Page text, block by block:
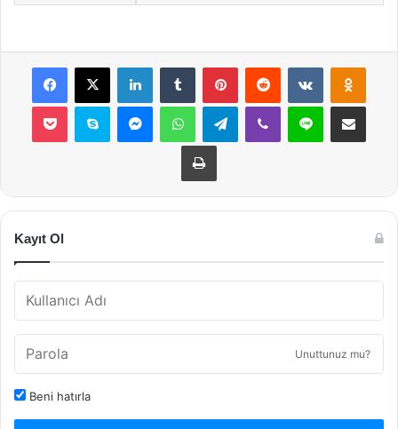
Facebook
X LinkedInTumblr PinterestReddit VKontakte
Pocket Skype MessengerWhatsAppTelegramViber Line E-Posta ile
Yazdır
Kayıt Ol
Unuttunuz mu?
Beni hatırla